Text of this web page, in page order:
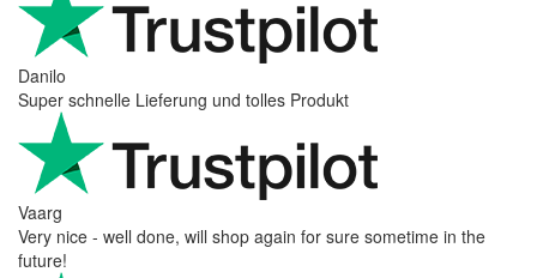
Danilo
Super schnelle Lieferung und tolles Produkt
Vaarg
Very nice - well done, will shop again for sure sometime in the
future!